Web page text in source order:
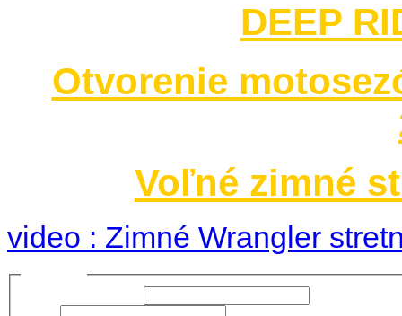
DEEP
Otvorenie
Voľné zimné
video : Zimné Wrangler